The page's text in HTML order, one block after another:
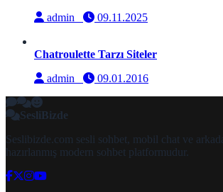
admin
09.11.2025
Chatroulette Tarzı Siteler
admin
09.01.2016
SesliBizde
Seslibizde.com sesli sohbet, mobil chat ve
hazırlanmış modern sohbet platformudur.